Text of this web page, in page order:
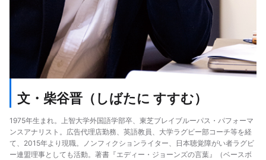
文・柴谷晋（しばたに すすむ）
1975年生まれ。上智大学外国語学部卒、東芝ブレイブルーパス・パフォーマ
ンスアナリスト。広告代理店勤務、英語教員、大学ラグビー部コーチ等を経
て、2015年より現職。ノンフィクションライター、日本聴覚障がい者ラグビ
ー連盟理事としても活動。著書『エディー・ジョーンズの言葉』（ベースボ